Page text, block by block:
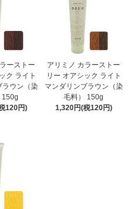
ーストー
ク ライト
ラウン（染
150g
120円)
アリミノ カラーストー
リー オアシック ライト
マンダリンブラウン（染
毛料） 150g
1,320円(税120円)